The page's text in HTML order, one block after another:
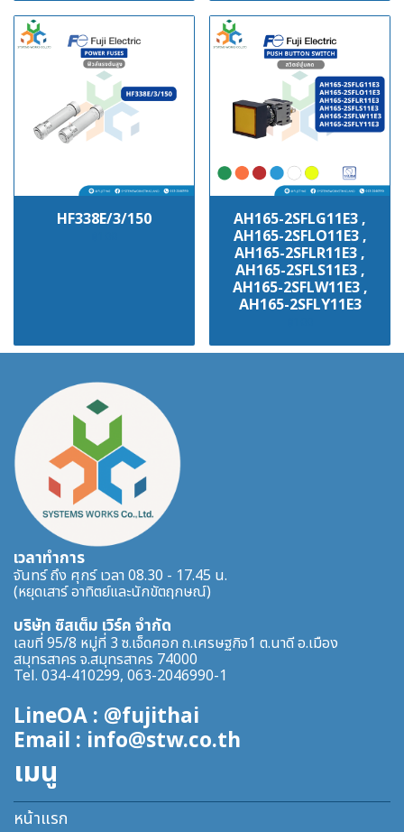
HF338E/3/150 AH165-2SFLG11E3 ,
AH165-2SFLO11E3 ,
AH165-2SFLR11E3 ,
AH165-2SFLS11E3 ,
AH165-2SFLW11E3 ,
AH165-2SFLY11E3
เวลาทำการ
จันทร์ ถึง ศุกร์ เวลา 08.30 - 17.45 น.
(หยุดเสาร์ อาทิตย์และนักขัตฤกษณ์)
บริษัท ซิสเต็ม เวิร์ค จำกัด
เลขที่ 95/8 หมู่ที่ 3 ซ.เจ็ดศอก ถ.เศรษฐกิจ1 ต.นาดี อ.เมือง
สมุทรสาคร จ.สมุทรสาคร 74000
Tel. 034-410299, 063-2046990-1
LineOA : @fujithai
Email : info@stw.co.th
เมนู
หน้าแรก